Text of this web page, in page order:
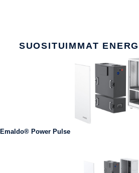
SUOSITUIMMAT
Emaldo® Power Pulse